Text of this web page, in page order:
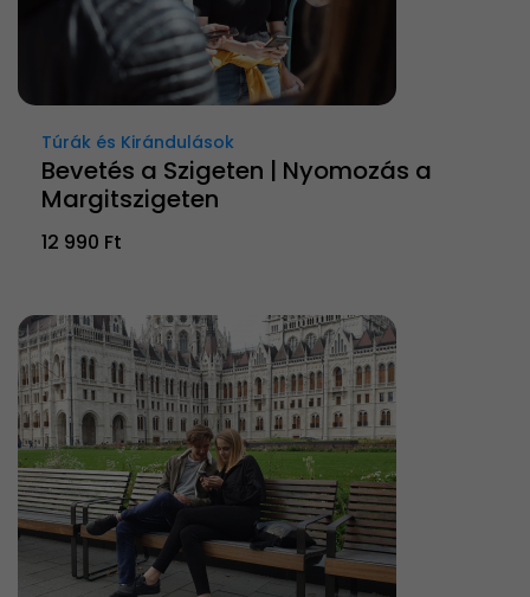
Túrák és Kirándulások
Bevetés a Szigeten | Nyomozás a
Margitszigeten
12 990 Ft